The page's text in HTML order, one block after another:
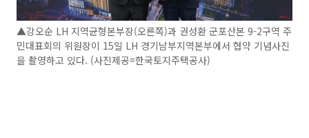
▲강오순 LH 지역균형본부장(오른쪽)과 권성환 군포산본 9-2구역 주
민대표회의 위원장이 15일 LH 경기남부지역본부에서 협약 기념사진
을 촬영하고 있다. (사진제공=한국토지주택공사)